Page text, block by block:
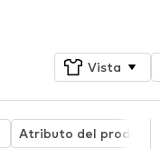
Vista
Atributo del producto